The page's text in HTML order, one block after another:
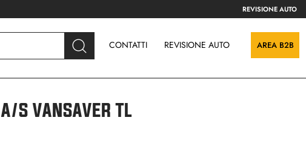
REVISIONE AUTO
CONTATTI REVISIONE AUTO AREA B2B
VANSAVER TL